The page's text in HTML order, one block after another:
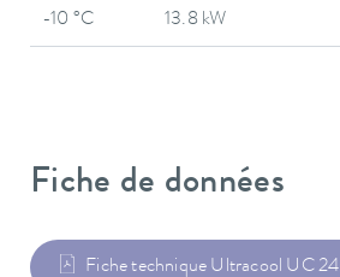
-10 °C 13.8 kW
Fiche de données
Fiche technique Ultracool UC 24